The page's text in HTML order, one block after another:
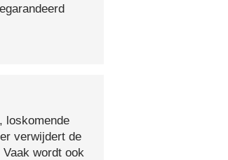
loskomende
verwijdert de
wordt ook